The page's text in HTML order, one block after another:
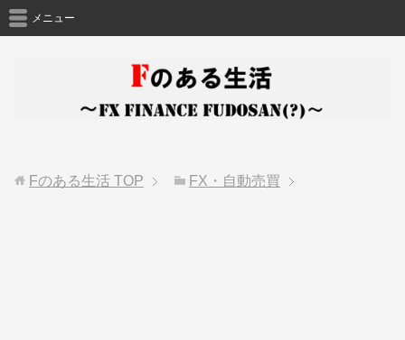
メニュー
Fのある生活 TOP FX・自動売買